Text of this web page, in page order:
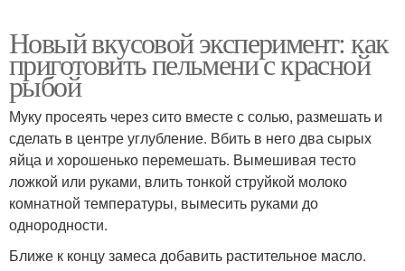
Новый вкусовой эксперимент: как
приготовить пельмени с красной
рыбой
Муку просеять через сито вместе с солью, размешать и
сделать в центре углубление. Вбить в него два сырых
яйца и хорошенько перемешать. Вымешивая тесто
ложкой или руками, влить тонкой струйкой молоко
комнатной температуры, вымесить руками до
однородности.
Ближе к концу замеса добавить растительное масло.